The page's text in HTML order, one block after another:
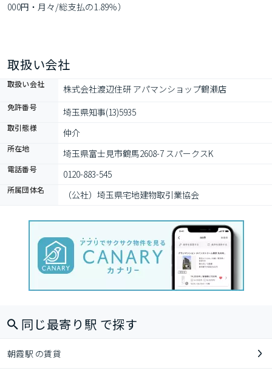
000円・月々/総支払の1.89％）
取扱い会社
取扱い会社 株式会社渡辺住研 アパマンショップ鶴瀬店
免許番号 埼玉県知事(13)5935
取引態様 仲介
所在地 埼玉県富士見市鶴馬2608-7 スパークスK
電話番号 0120-883-545
所属団体名 （公社）埼玉県宅地建物取引業協会
同じ最寄り駅 で探す
朝霞駅 の賃貸